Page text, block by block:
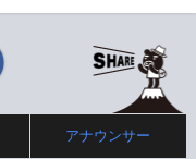
アナウンサー